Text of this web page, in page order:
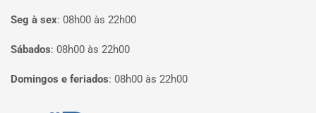
Seg à sex: 08h00 às 22h00
Sábados: 08h00 às 22h00
Domingos e feriados: 08h00 às 22h00